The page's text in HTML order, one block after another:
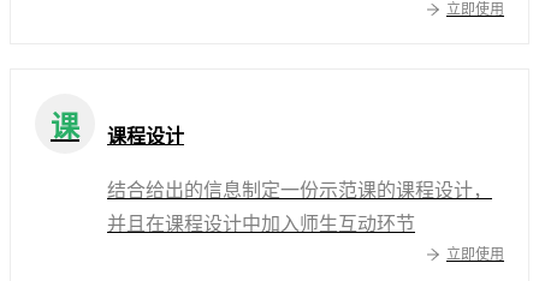
立即使用
课 课程设计
结合给出的信息制定一份示范课的课程设计，
并且在课程设计中加入师生互动环节
立即使用